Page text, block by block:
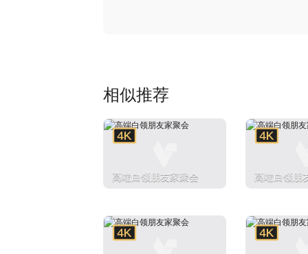
相似推荐
高端白领朋友家聚会 高端白领朋